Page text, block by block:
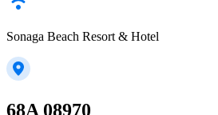
Sonaga Beach Resort & Hotel
68A 08970